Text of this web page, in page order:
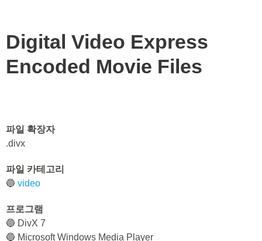
Digital Video Express
Encoded Movie Files
파일 확장자
.divx
파일 카테고리
🔵 video
프로그램
🔵 DivX 7
🔵 Microsoft Windows Media Player